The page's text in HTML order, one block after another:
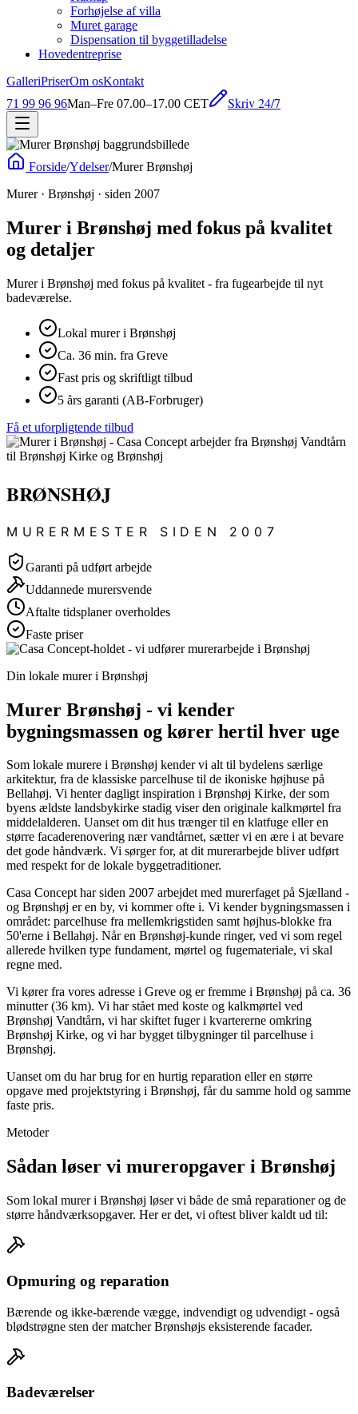
Forhøjelse af villa
Muret garage
Dispensation til byggetilladelse
Hovedentreprise
GalleriPriserOm osKontakt
71 99 96 96Man–Fre 07.00–17.00 CET Skriv 24/7
Forside/Ydelser/Murer Brønshøj
Murer · Brønshøj · siden 2007
Murer i Brønshøj med fokus på kvalitet
og detaljer
Murer i Brønshøj med fokus på kvalitet - fra fugearbejde til nyt
badeværelse.
Lokal murer i Brønshøj
Ca. 36 min. fra Greve
Fast pris og skriftligt tilbud
5 års garanti (AB-Forbruger)
Få et uforpligtende tilbud
BRØNSHØJ
MURERMESTER SIDEN 2007
Garanti på udført arbejde
Uddannede murersvende
Aftalte tidsplaner overholdes
Faste priser
Din lokale murer i Brønshøj
Murer Brønshøj - vi kender
bygningsmassen og kører hertil hver uge
Som lokale murere i Brønshøj kender vi alt til bydelens særlige
arkitektur, fra de klassiske parcelhuse til de ikoniske højhuse på
Bellahøj. Vi henter dagligt inspiration i Brønshøj Kirke, der som
byens ældste landsbykirke stadig viser den originale kalkmørtel fra
middelalderen. Uanset om dit hus trænger til en klatfuge eller en
større facaderenovering nær vandtårnet, sætter vi en ære i at bevare
det gode håndværk. Vi sørger for, at dit murerarbejde bliver udført
med respekt for de lokale byggetraditioner.
Casa Concept har siden 2007 arbejdet med murerfaget på Sjælland -
og Brønshøj er en by, vi kommer ofte i. Vi kender bygningsmassen i
området: parcelhuse fra mellemkrigstiden samt højhus-blokke fra
50'erne i Bellahøj. Når en Brønshøj-kunde ringer, ved vi som regel
allerede hvilken type fundament, mørtel og fugemateriale, vi skal
regne med.
Vi kører fra vores adresse i Greve og er fremme i Brønshøj på ca. 36
minutter (36 km). Vi har stået med koste og kalkmørtel ved
Brønshøj Vandtårn, vi har skiftet fuger i kvartererne omkring
Brønshøj Kirke, og vi har bygget tilbygninger til parcelhuse i
Brønshøj.
Uanset om du har brug for en hurtig reparation eller en større
opgave med projektstyring i Brønshøj, får du samme hold og samme
faste pris.
Metoder
Sådan løser vi mureropgaver i Brønshøj
Som lokal murer i Brønshøj løser vi både de små reparationer og de
større håndværksopgaver. Her er det, vi oftest bliver kaldt ud til:
Opmuring og reparation
Bærende og ikke-bærende vægge, indvendigt og udvendigt - også
blødstrøgne sten der matcher Brønshøjs eksisterende facader.
Badeværelser